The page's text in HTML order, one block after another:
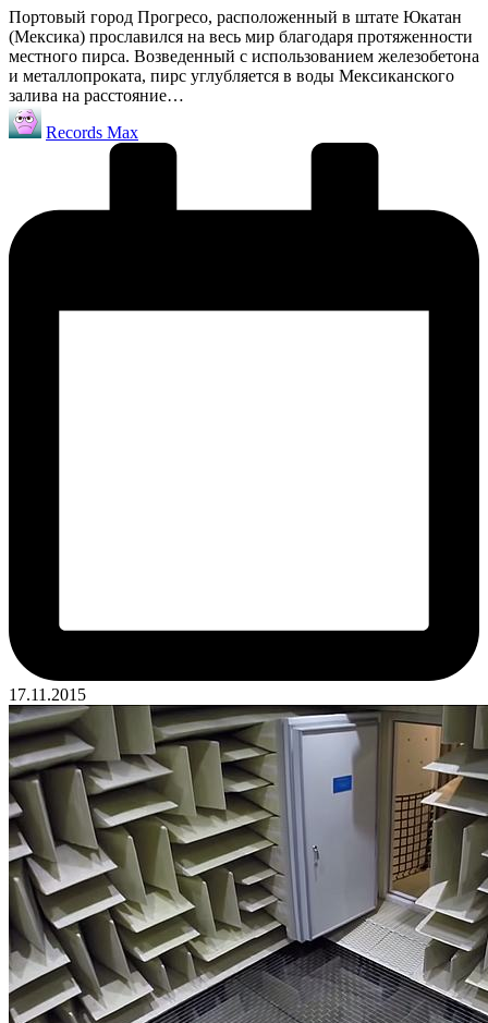
Портовый город Прогресо, расположенный в штате Юкатан
(Мексика) прославился на весь мир благодаря протяженности
местного пирса. Возведенный с использованием железобетона
и металлопроката, пирс углубляется в воды Мексиканского
залива на расстояние…
Запись
от
Records Max
17.11.2015